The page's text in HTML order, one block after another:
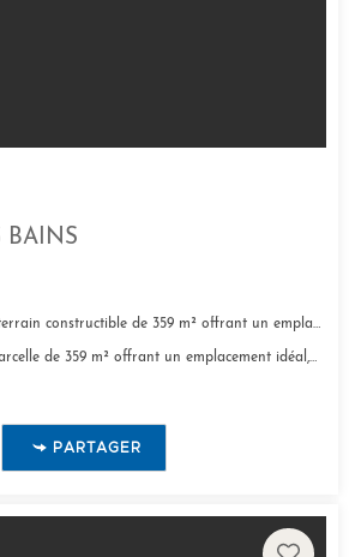
BAINS
Côté Balaruc-les-bains, terrain constructible de 359 m² offrant un emplacement idéal
359 m² offrant un emplacement idéal, à proximité des...
PARTAGER